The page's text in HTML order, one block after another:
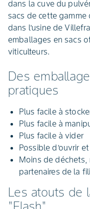
dans la cuve du
sacs de cette gamme
dans l’usine de
emballages en sacs
viticulteurs.
Des
pratiques
Plus facile à
Plus facile à
Plus facile à vider
Possible d’ouvrir
Moins de
partenaires de la
Les atouts de